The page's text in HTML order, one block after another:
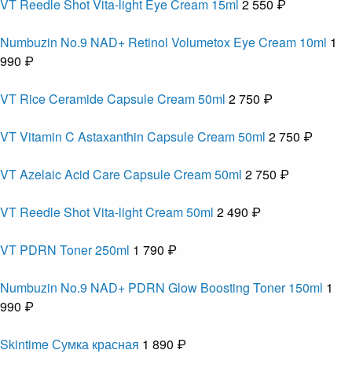
VT Reedle Shot Vita-light Eye Cream 15ml 2 550 ₽
Numbuzin No.9 NAD+ Retinol Volumetox Eye Cream 10ml 1
990 ₽
VT Rice Ceramide Capsule Cream 50ml 2 750 ₽
VT Vitamin C Astaxanthin Capsule Cream 50ml 2 750 ₽
VT Azelaic Acid Care Capsule Cream 50ml 2 750 ₽
VT Reedle Shot Vita-light Cream 50ml 2 490 ₽
VT PDRN Toner 250ml 1 790 ₽
Numbuzin No.9 NAD+ PDRN Glow Boosting Toner 150ml 1
990 ₽
Skintime Сумка красная 1 890 ₽